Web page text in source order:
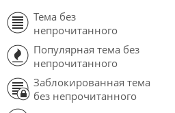
Тема без
непрочитанного
Популярная тема без
непрочитанного
Заблокированная тема
без непрочитанного